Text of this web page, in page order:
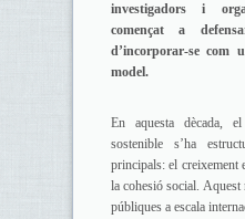
investigadors i
començat a
d’incorporar-se com
model.
En aquesta dècada,
sostenible s’ha
principals: el creixement
la cohesió social.
públiques a escala